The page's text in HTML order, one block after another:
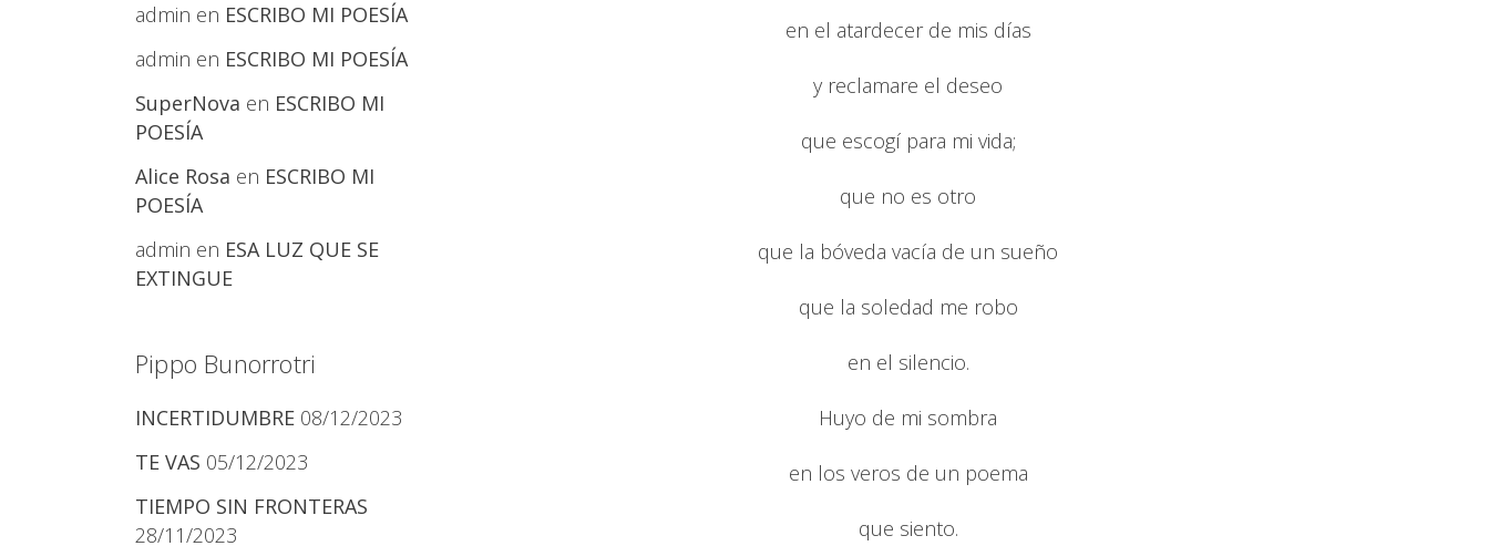
admin en ESCRIBO MI POESÍA
admin en ESCRIBO MI POESÍA
SuperNova en ESCRIBO MI
POESÍA
Alice Rosa en ESCRIBO MI
POESÍA
admin en ESA LUZ QUE SE
EXTINGUE
Pippo Bunorrotri
INCERTIDUMBRE 08/12/2023
TE VAS 05/12/2023
TIEMPO SIN FRONTERAS
28/11/2023
en el atardecer de mis días
y reclamare el deseo
que escogí para mi vida;
que no es otro
que la bóveda vacía de un sueño
que la soledad me robo
en el silencio.
Huyo de mi sombra
en los veros de un poema
que siento.